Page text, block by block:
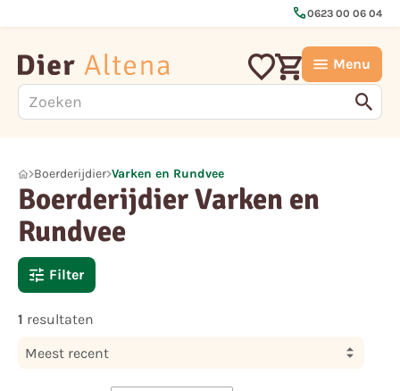
call0623 00 06 04
Menu
Boerderijdier Varken en Rundvee
Boerderijdier Varken en
Rundvee
Filter
1 resultaten
Meest recent